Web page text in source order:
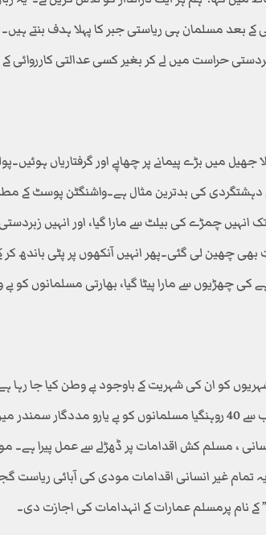
بعد مسلمان ہی ریاستی جبر کا پہلا ہدف بنتے
حراست میں لے کر بغیر کسی عدالتی کارروائی
میں بڑے پیمانے پر چھاپے اور گرفتاریاں
دہشتگردی کی بدترین مثال ہے۔واشنگٹن پوسٹ کے
4 بجے صبح بغیر وارنٹ کے اٹھایا،15 دن تک انہیں چمڑے کی بیلٹ سے مارا گیا، اور
چھین لی گئی۔پھر انہیں آنکھوں پر پٹی باندھ کر
چھڑیوں سے مارا پیٹا گیا، بھارتی مسلمانوں کو بے
کو ان کی شہریت کے باوجود بے وطن کیا جا رہا
انسانی حقوق کی تنظیم نے بھارتی نیوی کی جانب سے 40 روہنگیا مسلمانوں کو بے
، مسلم کش اقدامات پر ڈھڑلے سے عمل پیرا
یہ تمام غیر انسانی اقدامات مودی کی آبائی
نام پرمسلم عمارات کے انہدامات کی اجازت دی۔